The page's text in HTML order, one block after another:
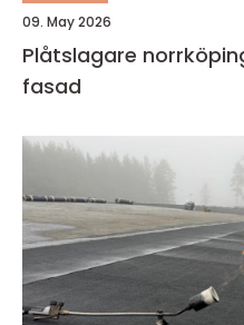
09. May 2026
Plåtslagare norrköping trygg plåt på tak
fasad